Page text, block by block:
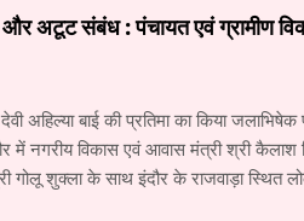
किए जा रहे हैं। संजय गांधी अस्पताल में
की एनसीएल कंपनी द्वारा दी गई 6 करोड़
और अटूट संबंध : पंचायत एवं ग्रामीण
अहिल्या बाई की प्रतिमा का किया
में नगरीय विकास एवं आवास मंत्री श्री कैलाश
शुक्ला के साथ इंदौर के राजवाड़ा स्थित